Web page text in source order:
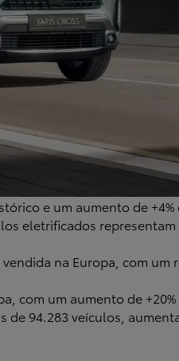
e um aumento de
eletrificados representam
na Europa, com
com um aumento de
94.283 veículos,